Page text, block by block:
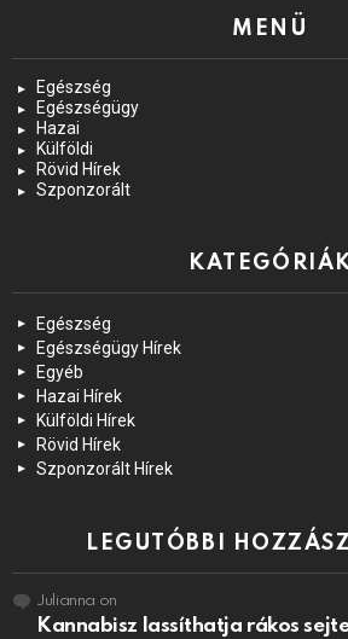
MENÜ
Egészség
Egészségügy
Hazai
Külföldi
Rövid Hírek
Szponzorált
Egészség
Egészségügy Hírek
Egyéb
Hazai Hírek
Külföldi Hírek
Rövid Hírek
Szponzorált Hírek
LEGUTÓBBI
Julianna on
Kannabisz lassíthatja rákos